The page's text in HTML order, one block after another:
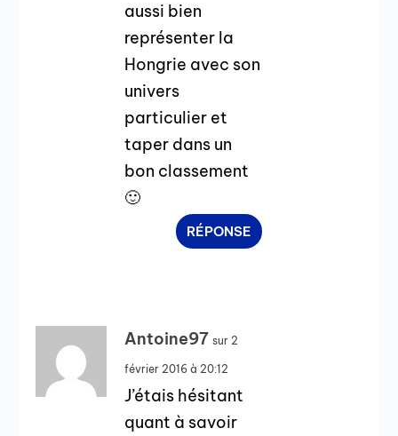
aussi bien
représenter la
Hongrie avec son
univers
particulier et
taper dans un
bon classement
🙂
RÉPONSE
Antoine97 sur 2
février 2016 à 20:12
J’étais hésitant
quant à savoir